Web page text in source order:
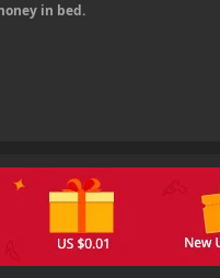
in bed.